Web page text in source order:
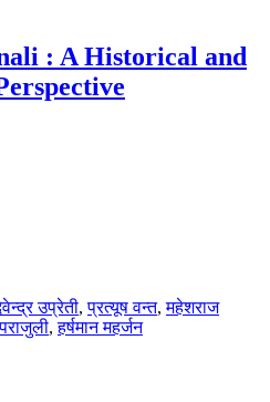
: A Historical and
उप्रेती,प्रत्यूष वन्त,महेशराज
,हर्षमान महर्जन